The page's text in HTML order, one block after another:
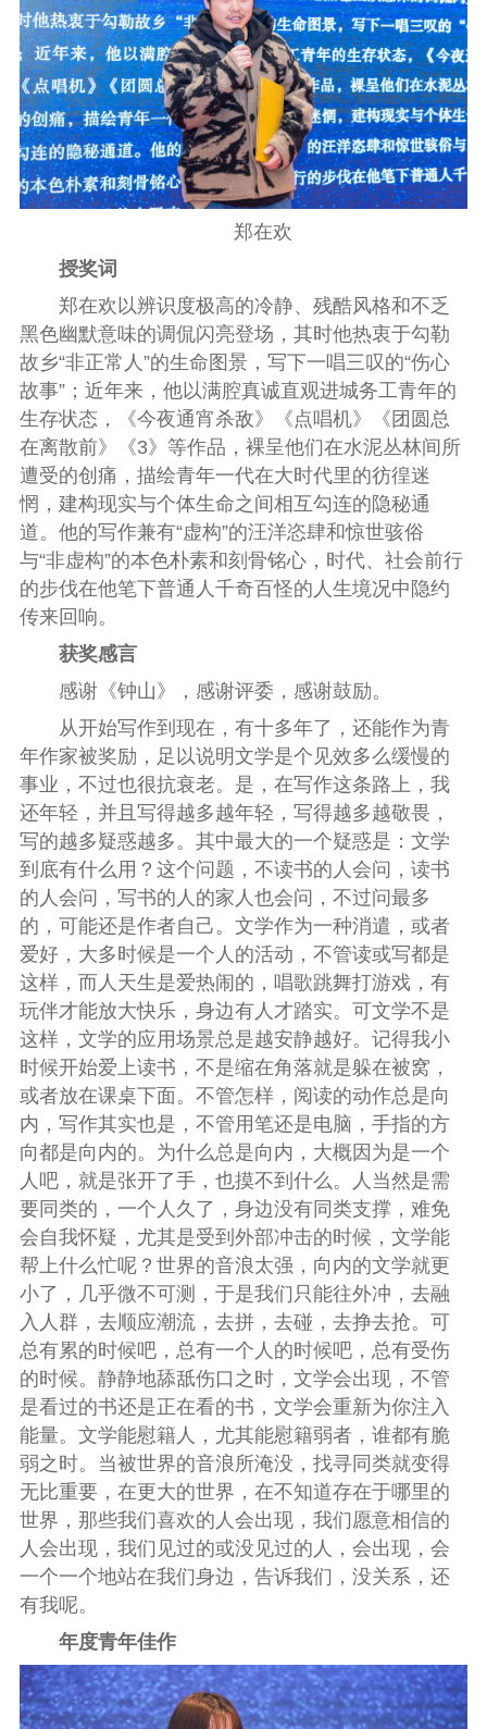
郑在欢
授奖词
郑在欢以辨识度极高的冷静、残酷风格和不乏
黑色幽默意味的调侃闪亮登场，其时他热衷于勾勒
故乡“非正常人”的生命图景，写下一唱三叹的“伤心
故事”；近年来，他以满腔真诚直观进城务工青年的
生存状态，《今夜通宵杀敌》《点唱机》《团圆总
在离散前》《3》等作品，裸呈他们在水泥丛林间所
遭受的创痛，描绘青年一代在大时代里的彷徨迷
惘，建构现实与个体生命之间相互勾连的隐秘通
道。他的写作兼有“虚构”的汪洋恣肆和惊世骇俗
与“非虚构”的本色朴素和刻骨铭心，时代、社会前行
的步伐在他笔下普通人千奇百怪的人生境况中隐约
传来回响。
获奖感言
感谢《钟山》，感谢评委，感谢鼓励。
从开始写作到现在，有十多年了，还能作为青
年作家被奖励，足以说明文学是个见效多么缓慢的
事业，不过也很抗衰老。是，在写作这条路上，我
还年轻，并且写得越多越年轻，写得越多越敬畏，
写的越多疑惑越多。其中最大的一个疑惑是：文学
到底有什么用？这个问题，不读书的人会问，读书
的人会问，写书的人的家人也会问，不过问最多
的，可能还是作者自己。文学作为一种消遣，或者
爱好，大多时候是一个人的活动，不管读或写都是
这样，而人天生是爱热闹的，唱歌跳舞打游戏，有
玩伴才能放大快乐，身边有人才踏实。可文学不是
这样，文学的应用场景总是越安静越好。记得我小
时候开始爱上读书，不是缩在角落就是躲在被窝，
或者放在课桌下面。不管怎样，阅读的动作总是向
内，写作其实也是，不管用笔还是电脑，手指的方
向都是向内的。为什么总是向内，大概因为是一个
人吧，就是张开了手，也摸不到什么。人当然是需
要同类的，一个人久了，身边没有同类支撑，难免
会自我怀疑，尤其是受到外部冲击的时候，文学能
帮上什么忙呢？世界的音浪太强，向内的文学就更
小了，几乎微不可测，于是我们只能往外冲，去融
入人群，去顺应潮流，去拼，去碰，去挣去抢。可
总有累的时候吧，总有一个人的时候吧，总有受伤
的时候。静静地舔舐伤口之时，文学会出现，不管
是看过的书还是正在看的书，文学会重新为你注入
能量。文学能慰籍人，尤其能慰籍弱者，谁都有脆
弱之时。当被世界的音浪所淹没，找寻同类就变得
无比重要，在更大的世界，在不知道存在于哪里的
世界，那些我们喜欢的人会出现，我们愿意相信的
人会出现，我们见过的或没见过的人，会出现，会
一个一个地站在我们身边，告诉我们，没关系，还
有我呢。
年度青年佳作